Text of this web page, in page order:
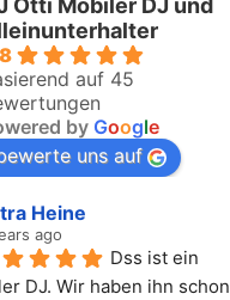
Otti Mobiler DJ und
auf 45
by Google
uns auf
Heine
ago
Dss ist ein
DJ. Wir haben ihn schon